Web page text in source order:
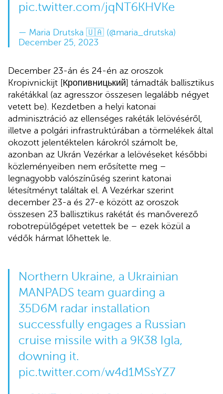
pic.twitter.com/jqNT6KHVKe
— Maria Drutska 🇺🇦 (@maria_drutska)
December 25, 2023
December 23-án és 24-én az oroszok
Kropivnickijt [Кропивницький] támadták ballisztikus
rakétákkal (az agresszor összesen legalább négyet
vetett be). Kezdetben a helyi katonai
adminisztráció az ellenséges rakéták lelövéséről,
illetve a polgári infrastruktúrában a törmelékek által
okozott jelentéktelen károkról számolt be,
azonban az Ukrán Vezérkar a lelövéseket későbbi
közleményeiben nem erősítette meg –
legnagyobb valószínűség szerint katonai
létesítményt találtak el. A Vezérkar szerint
december 23-a és 27-e között az oroszok
összesen 23 ballisztikus rakétát és manőverező
robotrepülőgépet vetettek be – ezek közül a
védők hármat lőhettek le.
Northern Ukraine, a Ukrainian
MANPADS team guarding a
35D6M radar installation
successfully engages a Russian
cruise missile with a 9K38 Igla,
downing it.
pic.twitter.com/w4d1MSsYZ7